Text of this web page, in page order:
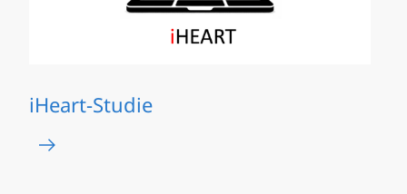
iHeart-Studie